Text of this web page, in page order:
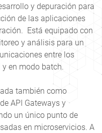
y depuración para
de las aplicaciones
Está equipado con
y análisis para un
entre los
en modo batch.
también como
API Gateways y
un único punto de
en microservicios. A